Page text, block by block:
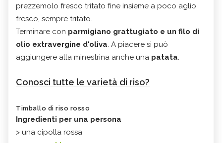
prezzemolo fresco tritato fine insieme a poco aglio
fresco, sempre tritato.
Terminare con parmigiano grattugiato e un filo di
olio extravergine d'oliva. A piacere si può
aggiungere alla minestrina anche una patata.
Conosci tutte le varietà di riso?
Timballo di riso rosso
Ingredienti per una persona
> una cipolla rossa